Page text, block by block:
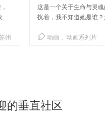
州
这是一个关于生命与灵
扰着，我不知道她是谁
 动画， 动画系列片
的垂直社区